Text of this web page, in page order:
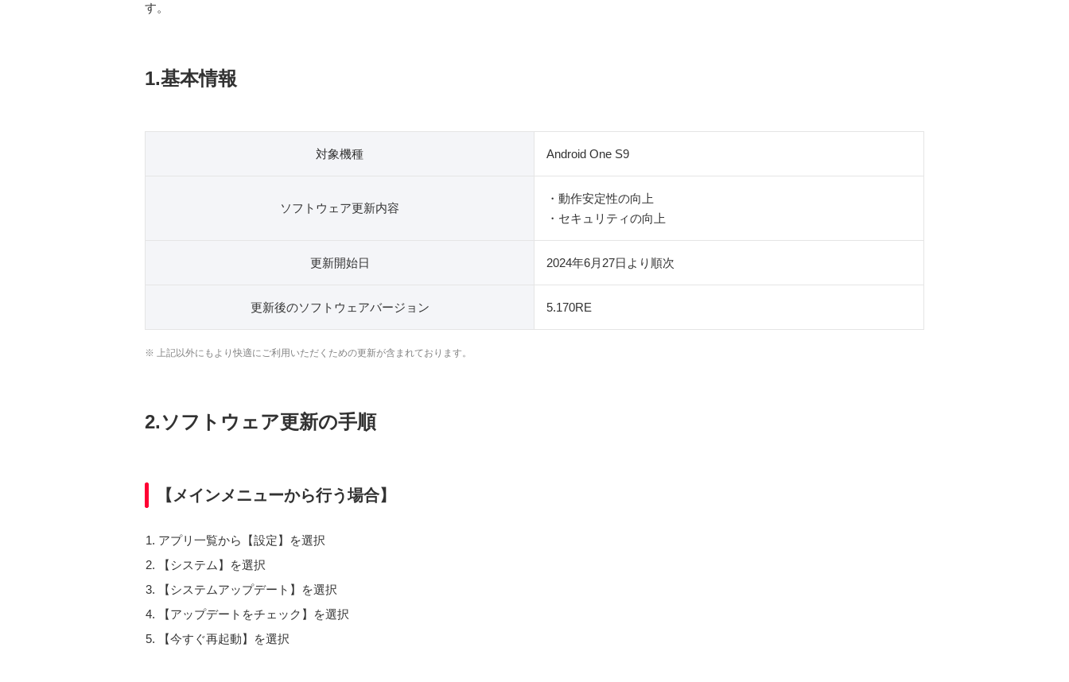
す。
1.基本情報
対象機種 Android One S9
ソフトウェア更新内容
・動作安定性の向上
・セキュリティの向上
更新開始日 2024年6月27日より順次
更新後のソフトウェアバージョン 5.170RE
※ 上記以外にもより快適にご利用いただくための更新が含まれております。
2.ソフトウェア更新の手順
【メインメニューから行う場合】
アプリ一覧から【設定】を選択
【システム】を選択
【システムアップデート】を選択
【アップデートをチェック】を選択
【今すぐ再起動】を選択